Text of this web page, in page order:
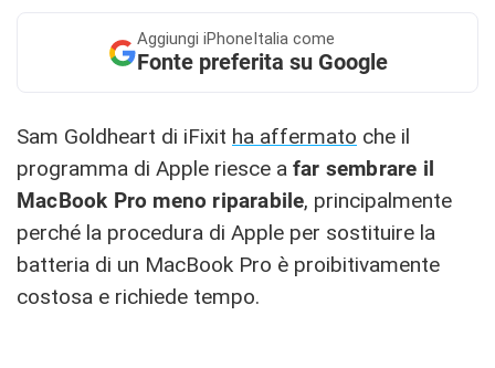
Aggiungi iPhoneItalia come
Fonte preferita su Google
Sam Goldheart di iFixit ha affermato che il
programma di Apple riesce a far sembrare il
MacBook Pro meno riparabile, principalmente
perché la procedura di Apple per sostituire la
batteria di un MacBook Pro è proibitivamente
costosa e richiede tempo.